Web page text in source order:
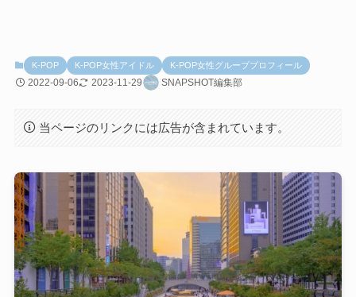
K-POP K-POP女性アイドル K-POP女性グループプロフィール
2022-09-06 2023-11-29 SNAPSHOT編集部
当ページのリンクには広告が含まれています。